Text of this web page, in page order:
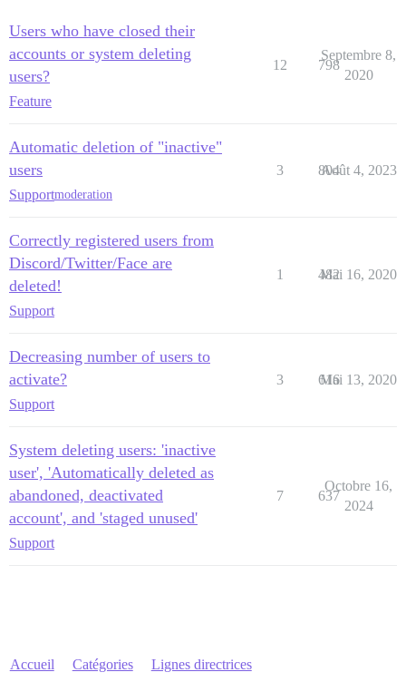
Users who have closed their
accounts or system deleting
users?
Feature
12 798
Septembre 8,
2020
Automatic deletion of "inactive"
users
Supportmoderation
3 804
Août 4, 2023
Correctly registered users from
Discord/Twitter/Face are
deleted!
Support
1 482
Mai 16, 2020
Decreasing number of users to
activate?
Support
3 616
Mai 13, 2020
System deleting users: 'inactive
user', 'Automatically deleted as
abandoned, deactivated
account', and 'staged unused'
Support
7 637
Octobre 16,
2024
Accueil Catégories Lignes directrices